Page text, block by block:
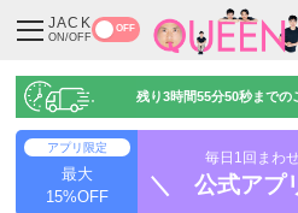
JACK
ON/OFF
OFF
残り3時間55分49秒までの
アプリ限定
最大
15%OFF
毎日1回まわ
＼ 公式アプ